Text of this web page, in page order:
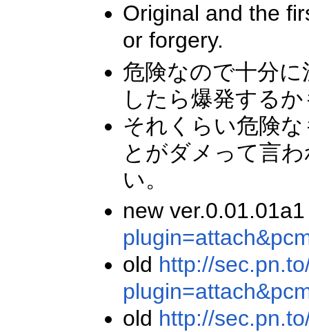
Original and the
or forgery.
危険なので十分
したら爆発する
それくらい危険
とがダメって言
い。
new
old http://
old http://